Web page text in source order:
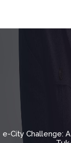
e-City Challenge: